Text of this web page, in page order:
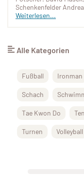
Schenkenfelder
Weiterlesen...
Alle Kategorien
Fußball Ironman
Schach
Tae Kwon Do
Turnen Volleyball